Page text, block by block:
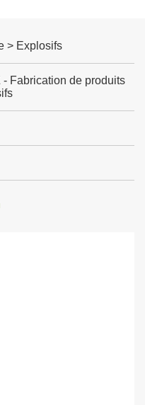
> Explosifs
- Fabrication de produits